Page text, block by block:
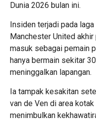
Dunia 2026 bulan ini.
Insiden terjadi pada
Manchester United
masuk sebagai pemain
hanya bermain sekitar
meninggalkan lapangan.
Ia tampak kesakitan
van de Ven di area
menimbulkan